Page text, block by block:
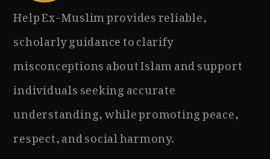
Help Ex-Muslim provides reliable,
scholarly guidance to clarify
misconceptions about Islam and support
individuals seeking accurate
understanding, while promoting peace,
respect, and social harmony.